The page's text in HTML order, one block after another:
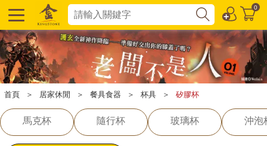
0
首頁 ＞ 居家休閒 ＞ 餐具食器 ＞ 杯具 ＞ 矽膠杯
馬克杯 隨行杯 玻璃杯 沖泡